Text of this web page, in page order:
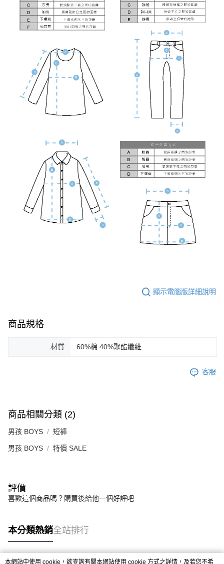
顯示電腦版詳細說明
商品規格
材質 60%棉 40%聚酯纖維
客服
商品相關分類 (2)
男孩 BOYS 短褲
男孩 BOYS 特價 SALE
評價
喜歡這個商品嗎？購買後給他一個好評吧
本分類熱銷全站排行
本網站中使用 cookie，欲查詢有關本網站使用 cookie 方式之詳情，及若您不希